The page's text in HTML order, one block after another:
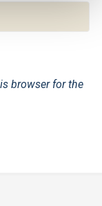
browser for the